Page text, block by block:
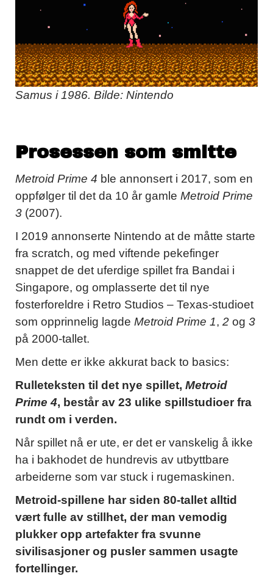
Samus i 1986. Bilde: Nintendo
Prosessen som smitte
Metroid Prime 4 ble annonsert i 2017, som en
oppfølger til det da 10 år gamle Metroid Prime
3 (2007).
I 2019 annonserte Nintendo at de måtte starte
fra scratch, og med viftende pekefinger
snappet de det uferdige spillet fra Bandai i
Singapore, og omplasserte det til nye
fosterforeldre i Retro Studios – Texas-studioet
som opprinnelig lagde Metroid Prime 1, 2 og 3
på 2000-tallet.
Men dette er ikke akkurat back to basics:
Rulleteksten til det nye spillet, Metroid
Prime 4, består av 23 ulike spillstudioer fra
rundt om i verden.
Når spillet nå er ute, er det er vanskelig å ikke
ha i bakhodet de hundrevis av utbyttbare
arbeiderne som var stuck i rugemaskinen.
Metroid-spillene har siden 80-tallet alltid
vært fulle av stillhet, der man vemodig
plukker opp artefakter fra svunne
sivilisasjoner og pusler sammen usagte
fortellinger.